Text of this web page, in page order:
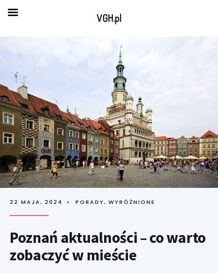
22 MAJA, 2024 • PORADY, WYRÓŻNIONE
Poznań aktualności – co warto
zobaczyć w mieście
VGH.pl